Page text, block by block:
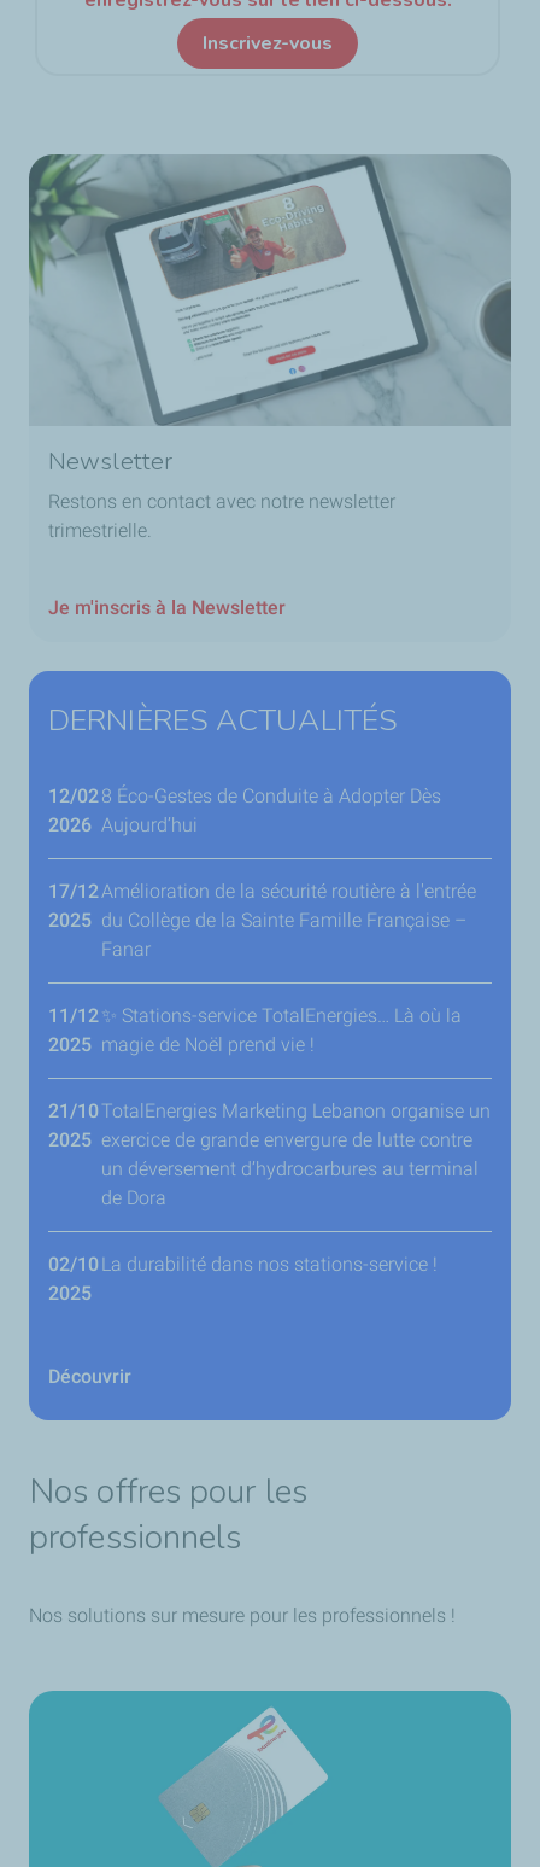
Newsletter
Restons en contact avec notre newsletter
trimestrielle.
Je m'inscris à la Newsletter
DERNIÈRES ACTUALITÉS
12/02
2026
8 Éco-Gestes de Conduite à Adopter Dès
Aujourd’hui
17/12
2025
Amélioration de la sécurité routière à l'entrée
du Collège de la Sainte Famille Française –
Fanar
11/12
2025
✨ Stations-service TotalEnergies… Là où la
magie de Noël prend vie !
21/10
2025
TotalEnergies Marketing Lebanon organise un
exercice de grande envergure de lutte contre
un déversement d’hydrocarbures au terminal
de Dora
02/10
2025
La durabilité dans nos stations-service !
Découvrir
Nos offres pour les
professionnels
Nos solutions sur mesure pour les professionnels !